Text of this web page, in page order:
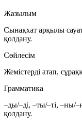
Жазылым
Сынақхат арқылы
қолдану.
Сөйлесім
Жемістерді атап,
Грамматика
–ды/–ді, –ты/–ті, –ны/
қолдану.